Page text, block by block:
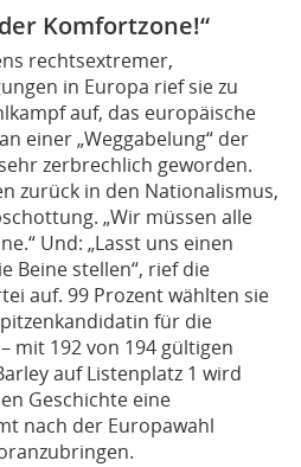
Komfortzone!“
rechtsextremer,
in Europa rief sie zu
auf, das europäische
einer „Weggabelung“ der
zerbrechlich geworden.
zurück in den Nationalismus,
„Wir müssen alle
Und: „Lasst uns einen
Beine stellen“, rief die
auf. 99 Prozent wählten sie
für die
mit 192 von 194 gültigen
auf Listenplatz 1 wird
Geschichte eine
nach der Europawahl